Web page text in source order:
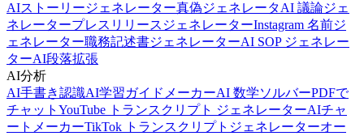
AIストーリージェネレーター真偽ジェネレータAI 議論ジェ
ネレータープレスリリースジェネレーターInstagram 名前ジ
ェネレーター職務記述書ジェネレーターAI SOP ジェネレー
ターAI段落拡張
AI分析
AI手書き認識AI学習ガイドメーカーAI 数学ソルバーPDFで
チャット YouTube トランスクリプト ジェネレーターAIチャ
ートメーカーTikTok トランスクリプトジェネレーターオー